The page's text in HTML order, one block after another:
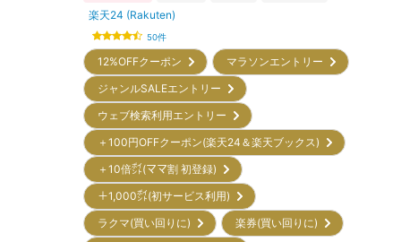
楽天24 (Rakuten)
50件
12%OFFクーポン
マラソンエントリー
ジャンルSALEエントリー
ウェブ検索利用エントリー
＋100円OFFクーポン(楽天24＆楽天ブックス)
＋10倍㌽(ママ割 初登録)
＋1,000㌽(初サービス利用)
ラクマ(買い回りに)
楽券(買い回りに)